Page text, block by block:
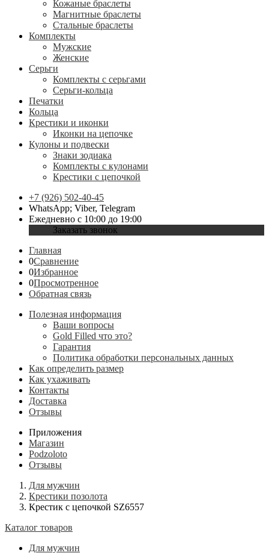
Кожаные браслеты
Магнитные браслеты
Стальные браслеты
Комплекты
Мужские
Женские
Серьги
Комплекты с серьгами
Серьги-кольца
Печатки
Кольца
Крестики и иконки
Иконки на цепочке
Кулоны и подвески
Знаки зодиака
Комплекты с кулонами
Крестики с цепочкой
+7 (926) 502-40-45
WhatsApp; Viber, Telegram
Ежедневно с 10:00 до 19:00
Заказать звонок
Главная
0Сравнение
0Избранное
0Просмотренное
Обратная связь
Полезная информация
Ваши вопросы
Gold Filled что это?
Гарантия
Политика обработки персональных данных
Как определить размер
Как ухаживать
Контакты
Доставка
Отзывы
Приложения
Магазин
Podzoloto
Отзывы
Для мужчин
Крестики позолота
Крестик с цепочкой SZ6557
Каталог товаров
Для мужчин